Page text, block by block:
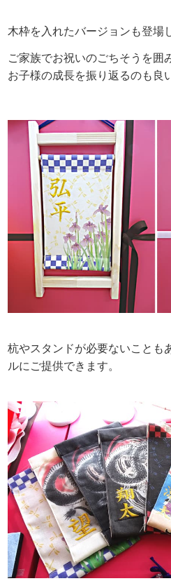
木枠を入れたバージョンも登場
ご家族でお祝いのごちそうを囲
お子様の成長を振り返るのも良
杭やスタンドが必要ないことも
ルにご提供できます。